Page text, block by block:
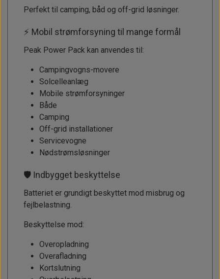
Perfekt til camping, båd og off-grid løsninger.
⚡ Mobil strømforsyning til mange formål
Peak Power Pack kan anvendes til:
Campingvogns-movere
Solcelleanlæg
Mobile strømforsyninger
Både
Camping
Off-grid installationer
Servicevogne
Nødstrømsløsninger
🛡 Indbygget beskyttelse
Batteriet er grundigt beskyttet mod misbrug og
fejlbelastning.
Beskyttelse mod:
Overopladning
Overafladning
Kortslutning